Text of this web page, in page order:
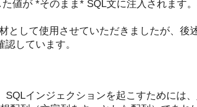
値が *そのまま* SQL文に注入されます
として使用させていただきましたが、後
しています。
SQLインジェクションを起こすためには